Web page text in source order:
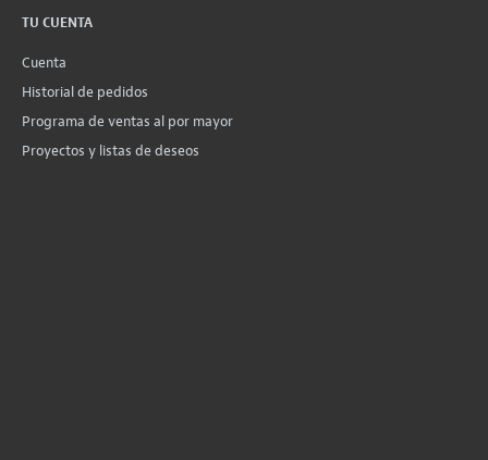
TU CUENTA
Cuenta
Historial de pedidos
Programa de ventas al por mayor
Proyectos y listas de deseos